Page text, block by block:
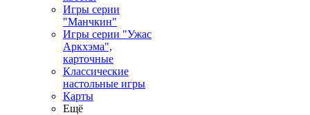
Игры серии
"Манчкин"
Игры серии "Ужас
Аркхэма",
карточные
Классические
настольные игры
Карты
Ещё